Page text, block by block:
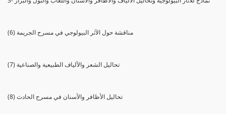
(6) مناقشة حول الآثر البيولوجي في مسرح الجريمة
(7) تحاليل الشعر والألياف الطبيعية والصناعية
(8) تحاليل الأظافر والأسنان في مسرح الحادث